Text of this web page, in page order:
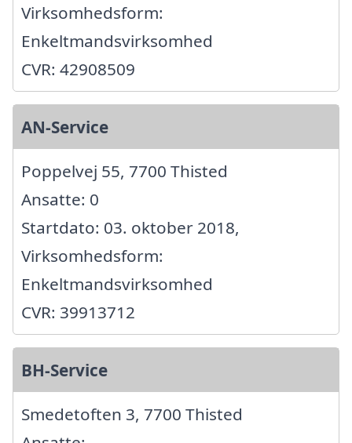
Virksomhedsform:
Enkeltmandsvirksomhed
CVR: 42908509
AN-Service
Poppelvej 55, 7700 Thisted
Ansatte: 0
Startdato: 03. oktober 2018,
Virksomhedsform:
Enkeltmandsvirksomhed
CVR: 39913712
BH-Service
Smedetoften 3, 7700 Thisted